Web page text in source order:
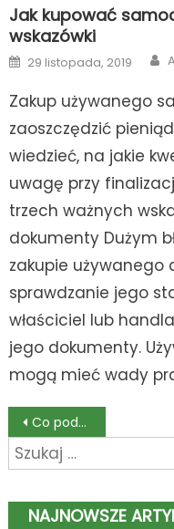
Jak kupować
wskazówki
Posted
on
29 listopada, 2019
Zakup używanego
zaoszczędzić
wiedzieć, na jakie
uwagę przy
trzech ważnych
dokumenty Dużym
zakupie
sprawdzanie jego
właściciel lub
jego dokumenty.
mogą mieć wady
Nawigacja
wpisu
Co podpowie księgowa gdy bierzesz leasing na auto, sprzęt?
Szukaj:
NAJNOWSZE